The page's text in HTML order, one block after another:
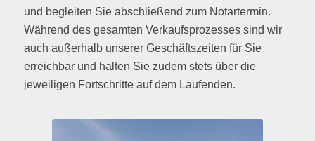
und begleiten Sie abschließend zum Notartermin.
Während des gesamten Verkaufsprozesses sind wir
auch außerhalb unserer Geschäftszeiten für Sie
erreichbar und halten Sie zudem stets über die
jeweiligen Fortschritte auf dem Laufenden.